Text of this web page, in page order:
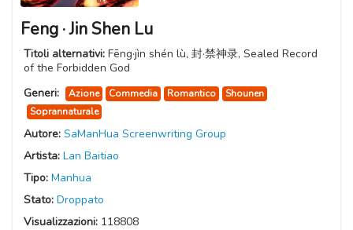
Feng · Jin Shen Lu
Titoli alternativi: Fēng·jìn shén lù, 封·禁神录, Sealed Record
of the Forbidden God
Generi:
Azione Commedia Romantico
Shounen
Soprannaturale
Autore: SaManHua Screenwriting Group
Artista: Lan Baitiao
Tipo: Manhua
Stato: Droppato
Visualizzazioni: 118808